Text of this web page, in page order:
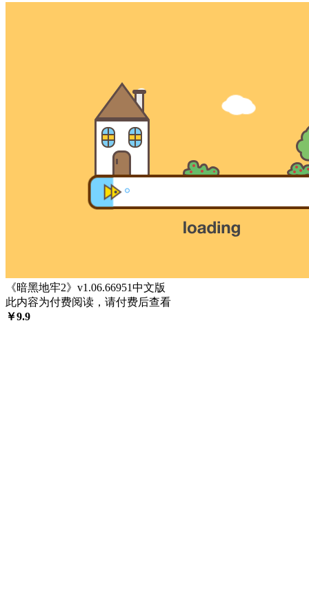
《暗黑地牢2》v1.06.66951中文版
此内容为付费阅读，请付费后查看
￥9.9